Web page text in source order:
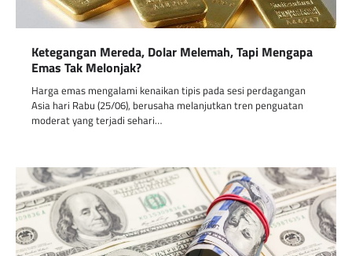
Ketegangan Mereda, Dolar Melemah, Tapi Mengapa
Emas Tak Melonjak?
Harga emas mengalami kenaikan tipis pada sesi perdagangan
Asia hari Rabu (25/06), berusaha melanjutkan tren penguatan
moderat yang terjadi sehari…